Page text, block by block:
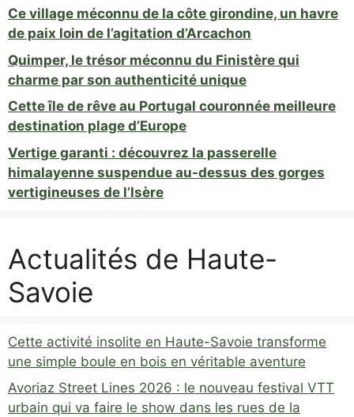
Ce village méconnu de la côte girondine, un havre
de paix loin de l’agitation d’Arcachon
Quimper, le trésor méconnu du Finistère qui
charme par son authenticité unique
Cette île de rêve au Portugal couronnée meilleure
destination plage d’Europe
Vertige garanti : découvrez la passerelle
himalayenne suspendue au-dessus des gorges
vertigineuses de l’Isère
Actualités de Haute-
Savoie
Cette activité insolite en Haute-Savoie transforme
une simple boule en bois en véritable aventure
Avoriaz Street Lines 2026 : le nouveau festival VTT
urbain qui va faire le show dans les rues de la